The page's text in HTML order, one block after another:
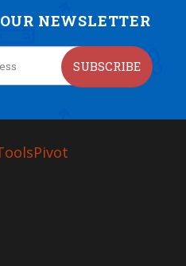
NEWSLETTER
SUBSCRIBE